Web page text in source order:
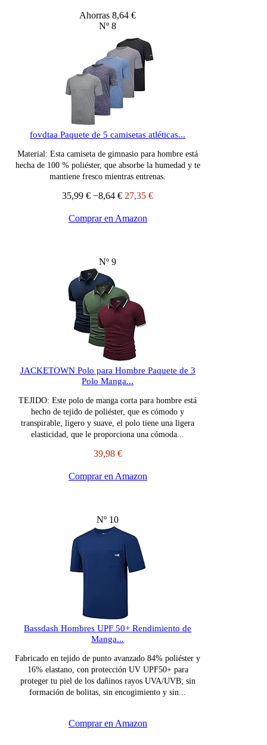
Ahorras 8,64 €
Nº 8
fovdtaa Paquete de 5 camisetas atléticas...
Material: Esta camiseta de gimnasio para hombre está
hecha de 100 % poliéster, que absorbe la humedad y te
mantiene fresco mientras entrenas.
35,99 € −8,64 € 27,35 €
Comprar en Amazon
Nº 9
JACKETOWN Polo para Hombre Paquete de 3
Polo Manga...
TEJIDO: Este polo de manga corta para hombre está
hecho de tejido de poliéster, que es cómodo y
transpirable, ligero y suave, el polo tiene una ligera
elasticidad, que le proporciona una cómoda...
39,98 €
Comprar en Amazon
Nº 10
Bassdash Hombres UPF 50+ Rendimiento de
Manga...
Fabricado en tejido de punto avanzado 84% poliéster y
16% elastano, con protección UV UPF50+ para
proteger tu piel de los dañinos rayos UVA/UVB; sin
formación de bolitas, sin encogimiento y sin...
Comprar en Amazon